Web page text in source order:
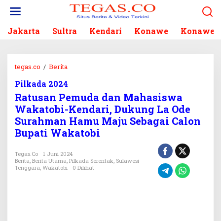
Jakarta Sultra Kendari Konawe Konawe
tegas.co / Berita
u
s
a
n
P
m
u
Pilkada 2024
Ratusan Pemuda dan Mahasiswa
Wakatobi-Kendari, Dukung La Ode
Surahman Hamu Maju Sebagai Calon
Bupati Wakatobi
Tegas.co
1 Juni 2024
Berita, Berita Utama, Pilkada Serentak, Sulawesi
Tenggara, Wakatobi 0 Dilihat